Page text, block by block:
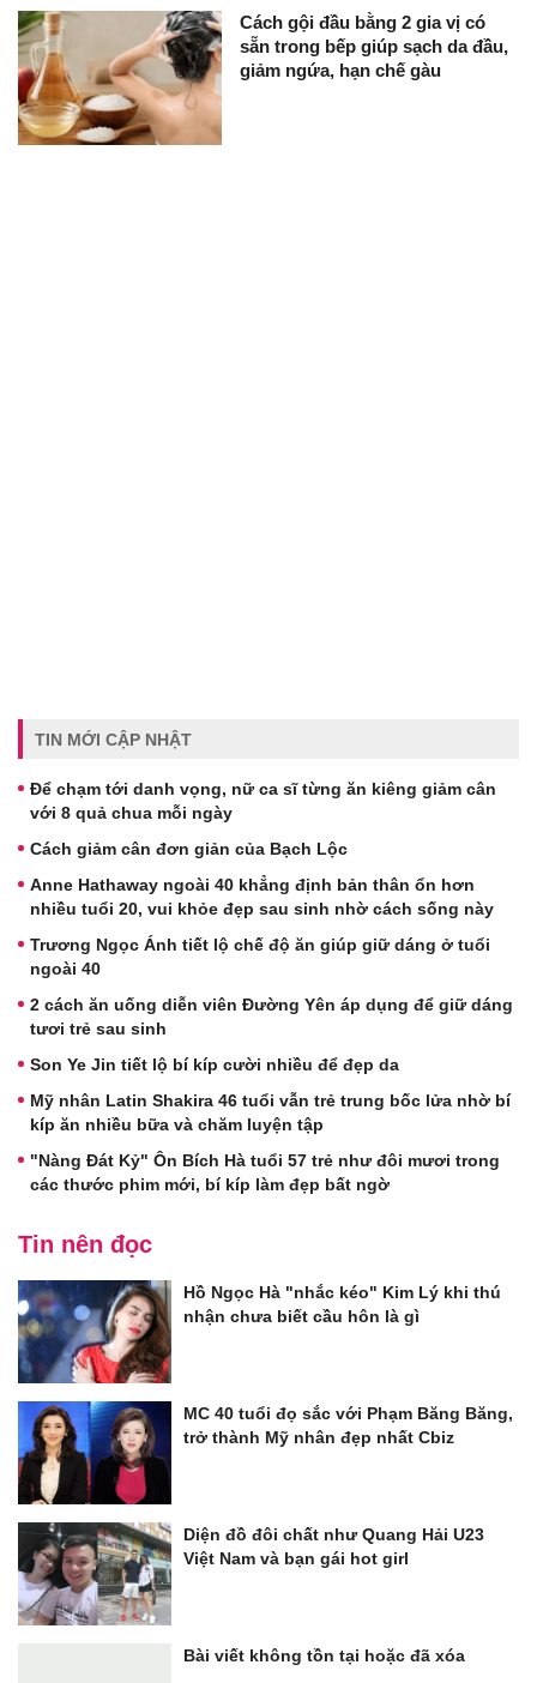
Cách gội đầu bằng 2 gia vị có
sẵn trong bếp giúp sạch da đầu,
giảm ngứa, hạn chế gàu
TIN MỚI CẬP NHẬT
Để chạm tới danh vọng, nữ ca sĩ từng ăn kiêng giảm cân
với 8 quả chua mỗi ngày
Cách giảm cân đơn giản của Bạch Lộc
Anne Hathaway ngoài 40 khẳng định bản thân ổn hơn
nhiều tuổi 20, vui khỏe đẹp sau sinh nhờ cách sống này
Trương Ngọc Ánh tiết lộ chế độ ăn giúp giữ dáng ở tuổi
ngoài 40
2 cách ăn uống diễn viên Đường Yên áp dụng để giữ dáng
tươi trẻ sau sinh
Son Ye Jin tiết lộ bí kíp cười nhiều để đẹp da
Mỹ nhân Latin Shakira 46 tuổi vẫn trẻ trung bốc lửa nhờ bí
kíp ăn nhiều bữa và chăm luyện tập
"Nàng Đát Kỷ" Ôn Bích Hà tuổi 57 trẻ như đôi mươi trong
các thước phim mới, bí kíp làm đẹp bất ngờ
Tin nên đọc
Hồ Ngọc Hà "nhắc kéo" Kim Lý khi thú
nhận chưa biết cầu hôn là gì
MC 40 tuổi đọ sắc với Phạm Băng Băng,
trở thành Mỹ nhân đẹp nhất Cbiz
Diện đồ đôi chất như Quang Hải U23
Việt Nam và bạn gái hot girl
Bài viết không tồn tại hoặc đã xóa